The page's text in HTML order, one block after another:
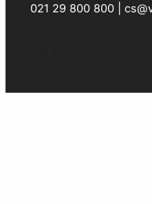
021 29 800 800 |